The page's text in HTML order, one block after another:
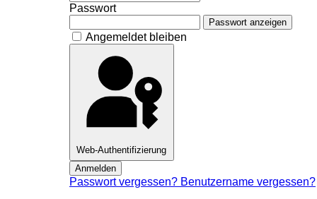
Passwort
Passwort anzeigen
Angemeldet bleiben
Web-Authentifizierung
Anmelden
Passwort vergessen? Benutzername vergessen?